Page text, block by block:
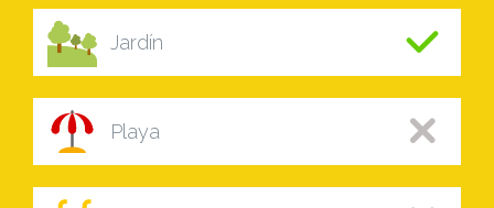
Jardín
Playa